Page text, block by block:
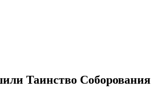
Таинство Соборования